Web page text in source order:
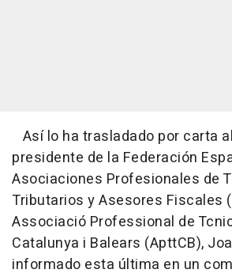
Así lo ha trasladado por carta
presidente de la Federación
Asociaciones Profesionales de
Tributarios y Asesores Fiscales
Associació Professional de
Catalunya i Balears (ApttCB),
informado esta última en un